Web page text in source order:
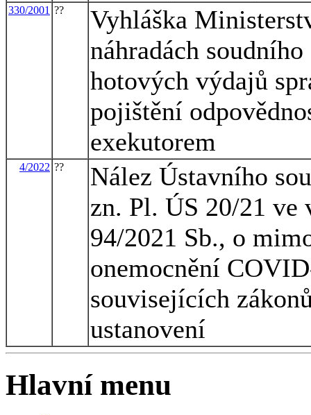
330/2001 ??
Vyhláška
náhradách
hotových výdajů
pojištění
exekutorem
4/2022 ??
Nález Ústavního
zn. Pl. ÚS 20/21 ve
94/2021 Sb., o
onemocnění
souvisejících
ustanovení
Hlavní menu